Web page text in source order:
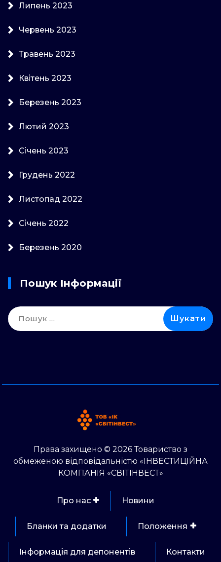
Липень 2023
Червень 2023
Травень 2023
Квітень 2023
Березень 2023
Лютий 2023
Січень 2023
Грудень 2022
Листопад 2022
Січень 2022
Березень 2020
Пошук Інформації
Пошук:
Права захищено © 2026 Товариство з
обмеженою відповідальністю «ІНВЕСТИЦІЙНА
КОМПАНІЯ «СВІТІНВЕСТ»
Про нас Новини
Бланки та додатки Положення
Інформація для депонентів Контакти